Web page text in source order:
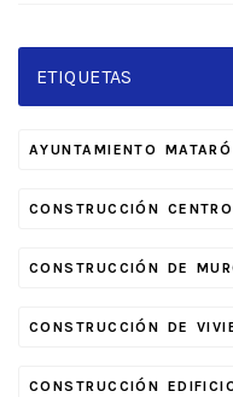
ETIQUETAS
AYUNTAMIENTO MATARÓ
CONSTRUCCIÓN
CONSTRUCCIÓN DE
CONSTRUCCIÓN DE
CONSTRUCCIÓN